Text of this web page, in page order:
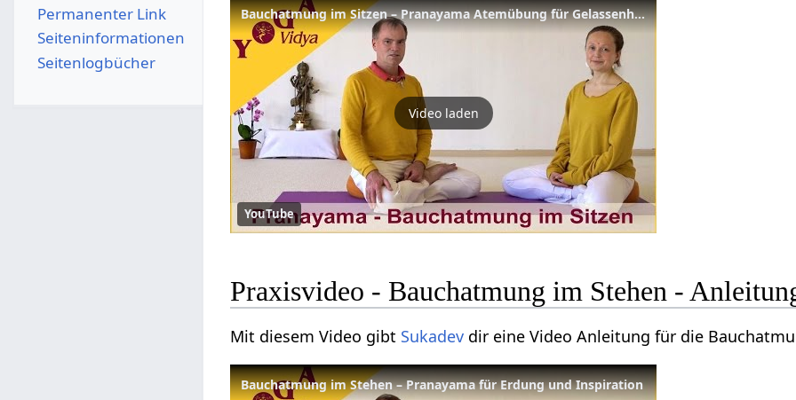
Bauchatmung im Sitzen – Pranayama Atemübung für Gelassenheit und Ruhe
Video laden
YouTube
Praxisvideo - Bauchatmung im Stehen -
Mit diesem Video gibt Sukadev dir eine Video Anleitung für die
Bauchatmung im Stehen – Pranayama für Erdung und Inspiration
Permanenter Link
Seiten­­informationen
Seitenlogbücher